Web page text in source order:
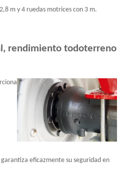
m y 4 ruedas motrices con 3 m.
rendimiento todoterreno
eficazmente su seguridad en